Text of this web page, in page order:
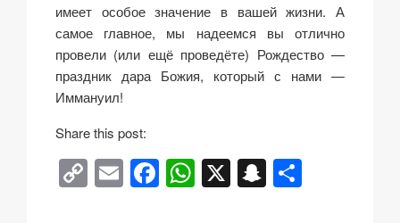
имеет особое значение в вашей жизни. А
самое главное, мы надеемся вы отлично
провели (или ещё проведёте) Рождество —
праздник дара Божия, который с нами —
Иммануил!
Share this post:
C
o
E
m
F
a
W
h
X S
n